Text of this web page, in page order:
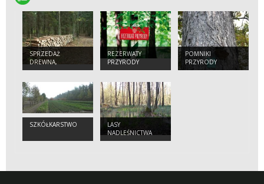
SPRZEDAŻ
DREWNA,
CHOINEK I
REZERWATY
PRZYRODY
POMNIKI
PRZYRODY
SZKÓŁKARSTWO
LASY
NADLEŚNICTWA